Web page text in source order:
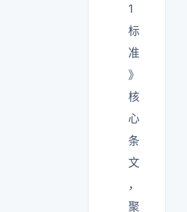
1
标
准
》
核
心
条
文
，
聚